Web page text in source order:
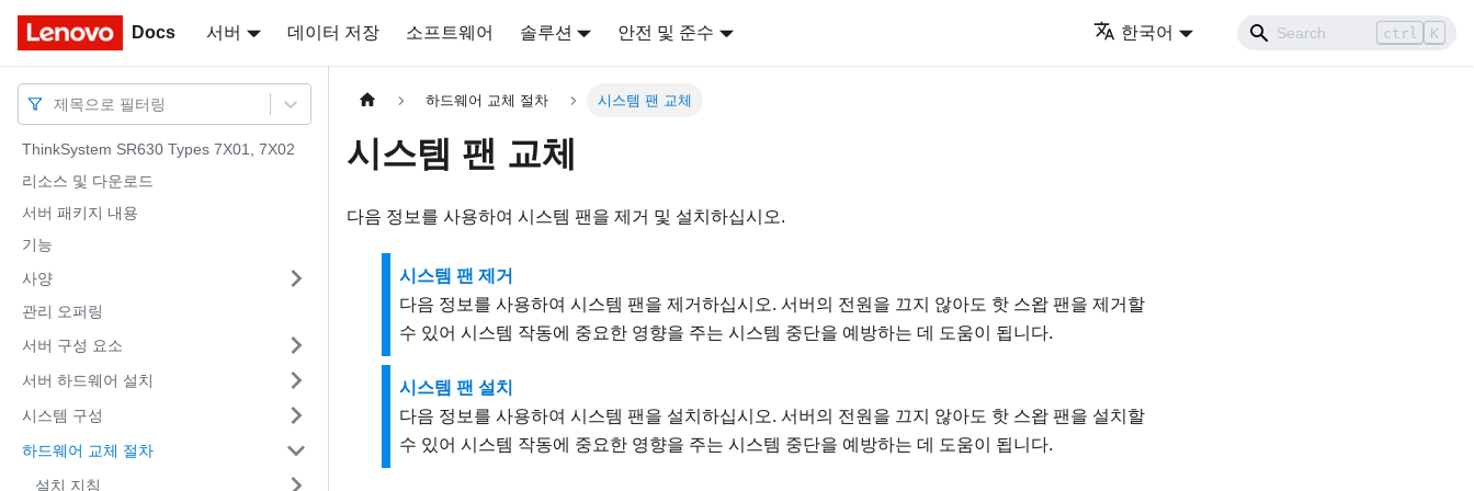
Docs 서버 데이터 저장 소프트웨어 솔루션 안전 및 준수 한국어 ctrl K
Docs
제목으로 필터링
ThinkSystem SR630 Types 7X01, 7X02
리소스 및 다운로드
서버 패키지 내용
기능
사양
관리 오퍼링
서버 구성 요소
서버 하드웨어 설치
시스템 구성
하드웨어 교체 절차
설치 지침
하드웨어 교체 절차 시스템 팬 교체
시스템 팬 교체
다음 정보를 사용하여 시스템 팬을 제거 및 설치하십시오.
시스템 팬 제거
다음 정보를 사용하여 시스템 팬을 제거하십시오. 서버의 전원을 끄지 않아도 핫 스왑 팬을 제거할
수 있어 시스템 작동에 중요한 영향을 주는 시스템 중단을 예방하는 데 도움이 됩니다.
시스템 팬 설치
다음 정보를 사용하여 시스템 팬을 설치하십시오. 서버의 전원을 끄지 않아도 핫 스왑 팬을 설치할
수 있어 시스템 작동에 중요한 영향을 주는 시스템 중단을 예방하는 데 도움이 됩니다.